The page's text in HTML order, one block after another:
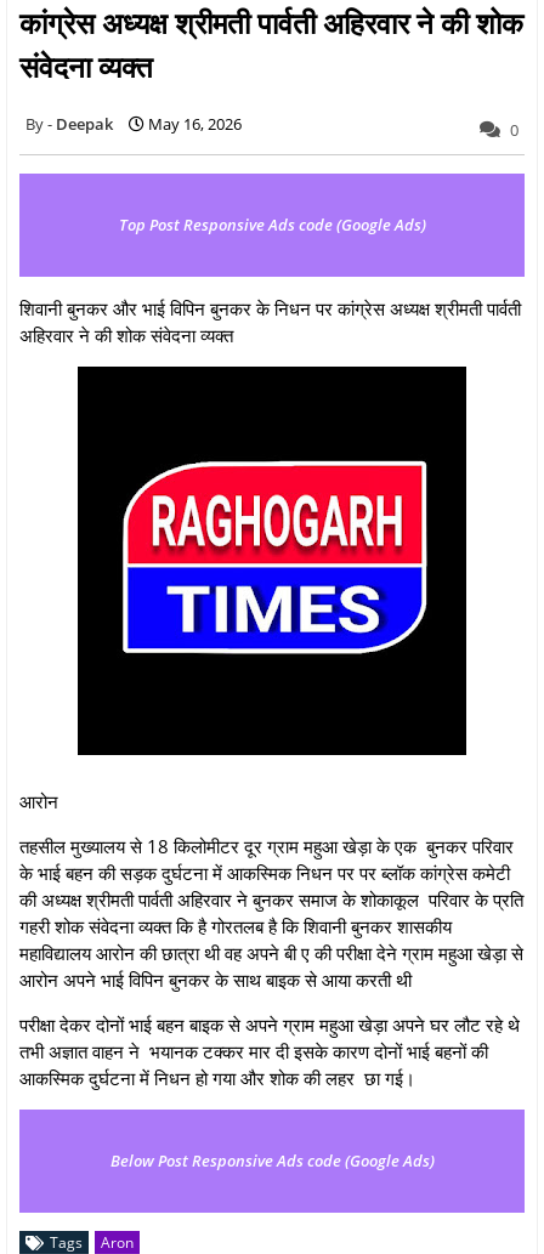
कांग्रेस अध्यक्ष श्रीमती पार्वती अहिरवार ने की शोक
संवेदना व्यक्त
Deepak May 16, 2026 0
Top Post Responsive Ads code (Google Ads)
शिवानी बुनकर और भाई विपिन बुनकर के निधन पर कांग्रेस अध्यक्ष श्रीमती पार्वती
अहिरवार ने की शोक संवेदना व्यक्त
आरोन
तहसील मुख्यालय से 18 किलोमीटर दूर ग्राम महुआ खेड़ा के एक बुनकर परिवार
के भाई बहन की सड़क दुर्घटना में आकस्मिक निधन पर पर ब्लॉक कांग्रेस कमेटी
की अध्यक्ष श्रीमती पार्वती अहिरवार ने बुनकर समाज के शोकाकूल परिवार के प्रति
गहरी शोक संवेदना व्यक्त कि है गोरतलब है कि शिवानी बुनकर शासकीय
महाविद्यालय आरोन की छात्रा थी वह अपने बी ए की परीक्षा देने ग्राम महुआ खेड़ा से
आरोन अपने भाई विपिन बुनकर के साथ बाइक से आया करती थी
परीक्षा देकर दोनों भाई बहन बाइक से अपने ग्राम महुआ खेड़ा अपने घर लौट रहे थे
तभी अज्ञात वाहन ने भयानक टक्कर मार दी इसके कारण दोनों भाई बहनों की
आकस्मिक दुर्घटना में निधन हो गया और शोक की लहर छा गई।
Below Post Responsive Ads code (Google Ads)
Tags Aron